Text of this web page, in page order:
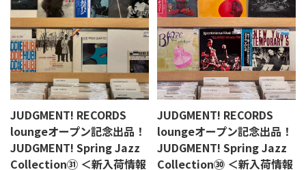
JUDGMENT! RECORDS
loungeオープン記念出品！
JUDGMENT! Spring Jazz
Collection㉛ ＜新入荷情報
JUDGMENT! RECORDS
loungeオープン記念出品！
JUDGMENT! Spring Jazz
Collection㉚ ＜新入荷情報